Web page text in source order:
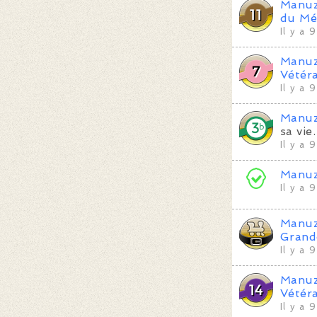
du
Il y a
Il y a
sa vie.
Il y a
Il y a
Il y a
Il y a